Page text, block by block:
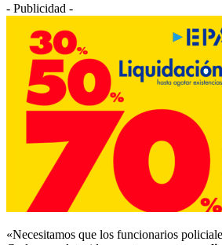
- Publicidad -
«Necesitamos que los funcionarios